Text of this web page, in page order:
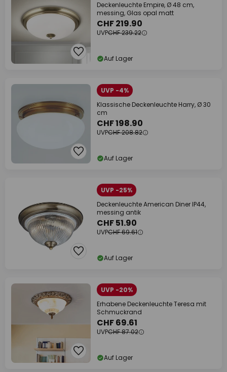
Deckenleuchte Empire, Ø 48 cm,
messing, Glas opal matt
CHF 219.90
UVPCHF 239.22
Auf Lager
UVP -4%
Klassische Deckenleuchte Harry, Ø 30
cm
CHF 198.90
UVPCHF 208.82
Auf Lager
UVP -25%
Deckenleuchte American Diner IP44,
messing antik
CHF 51.90
UVPCHF 69.61
Auf Lager
UVP -20%
Erhabene Deckenleuchte Teresa mit
Schmuckrand
CHF 69.61
UVPCHF 87.02
Auf Lager